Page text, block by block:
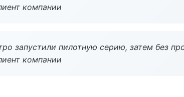
компании
запустили пилотную серию, затем без
компании